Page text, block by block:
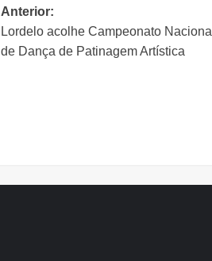
Navegação
de
artigos
Anterior:
Lordelo acolhe Campeonato Nacional
de Dança de Patinagem Artística